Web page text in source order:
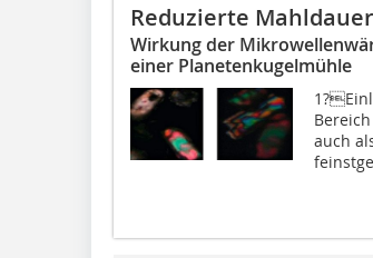
Reduzierte Mahldauer
Wirkung der
einer Planetenkugelmühle
auch